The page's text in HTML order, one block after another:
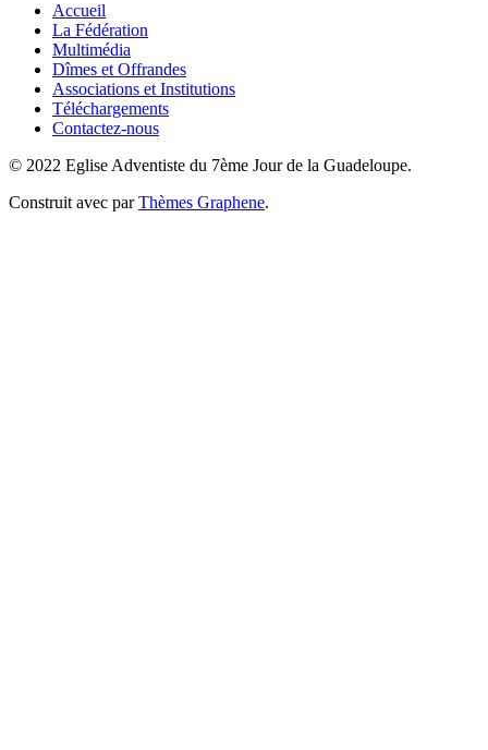
Accueil
La Fédération
Multimédia
Dîmes et Offrandes
Associations et Institutions
Téléchargements
Contactez-nous
© 2022 Eglise Adventiste du 7ème Jour de la Guadeloupe.
Construit avec parThèmes Graphene.